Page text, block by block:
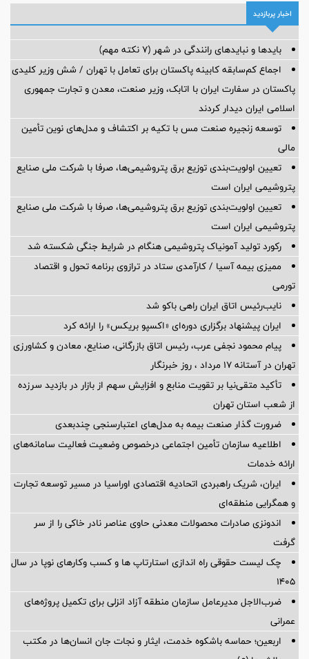
اخبار پربازدید
بایدها و نبایدهای رانندگی در شهر (۷ نکته مهم)
اجماع کم‌سابقه کابینه پاکستان برای تعامل با تهران / شش وزیر کلیدی
پاکستان در سفارت ایران با اتابک، وزیر صنعت، معدن و تجارت جمهوری
اسلامی ایران دیدار کردند
توسعه زنجیره صنعت مس با تکیه بر اکتشاف و مدل‌های نوین تأمین
مالی
تعیین اولویت‌بندی توزیع برق پتروشیمی‌ها، صرفا با شرکت ملی صنایع
پتروشیمی ایران است
تعیین اولویت‌بندی توزیع برق پتروشیمی‌ها، صرفا با شرکت ملی صنایع
پتروشیمی ایران است
رکورد تولید آمونیاک پتروشیمی هنگام در شرایط جنگی شکسته شد
ممیزی بیمه آسیا / کارآمدی ستاد در ترازوی برنامه تحول و اقتصاد
تورمی
نایب‌رئیس اتاق ایران راهی باکو شد
ایران پیشنهاد برگزاری دوره‌ای «اکسپو بریکس» را ارائه کرد
پیام محمود نجفی عرب، رئیس اتاق بازرگانی، صنایع، معادن و کشاورزی
تهران در آستانه 17 مرداد ، روز خبرنگار
تأکید متقی‌نیا بر تقویت منابع و افزایش سهم از بازار در بازدید سرزده
از شعب استان تهران
ضرورت گذار صنعت بیمه به مدل‌های اعتبارسنجی چندبعدی
اطلاعیه سازمان تأمین اجتماعی درخصوص وضعیت فعالیت سامانه‌های
ارائه خدمات
ایران، شریک راهبردی اتحادیه اقتصادی اوراسیا در مسیر توسعه تجارت
و همگرایی منطقه‌ای
اندونزی صادرات محصولات معدنی حاوی عناصر نادر خاکی را از سر
گرفت
چک لیست حقوقی راه اندازی استارتاپ ها و کسب وکارهای نوپا در سال
۱۴۰۵
ضرب‌الاجل مدیرعامل سازمان منطقه آزاد انزلی برای تكمیل پروژه‌های
عمرانی
اربعین؛ حماسه باشکوه خدمت، ایثار و نجات جان انسان‌ها در مکتب